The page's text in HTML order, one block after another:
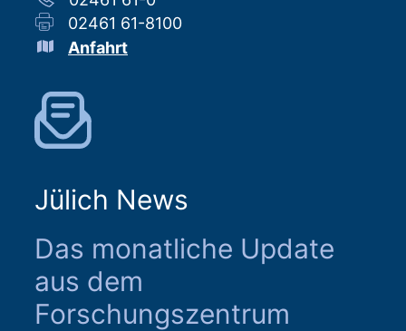
02461 61-8100
Anfahrt
Jülich News
Das monatliche Update
aus dem
Forschungszentrum